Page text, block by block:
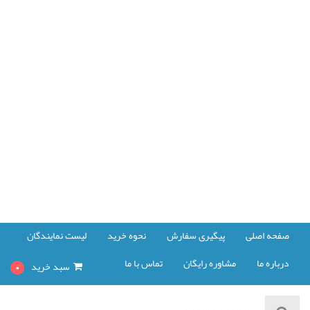
صفحه اصلی پیگیری سفارش نحوه خرید لیست نمایندگان
درباره ما مشاوره رایگان تماس با ما سبد خرید 0